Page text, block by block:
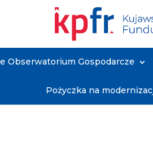
Obserwatorium Gospodarcze
Pożyczka na